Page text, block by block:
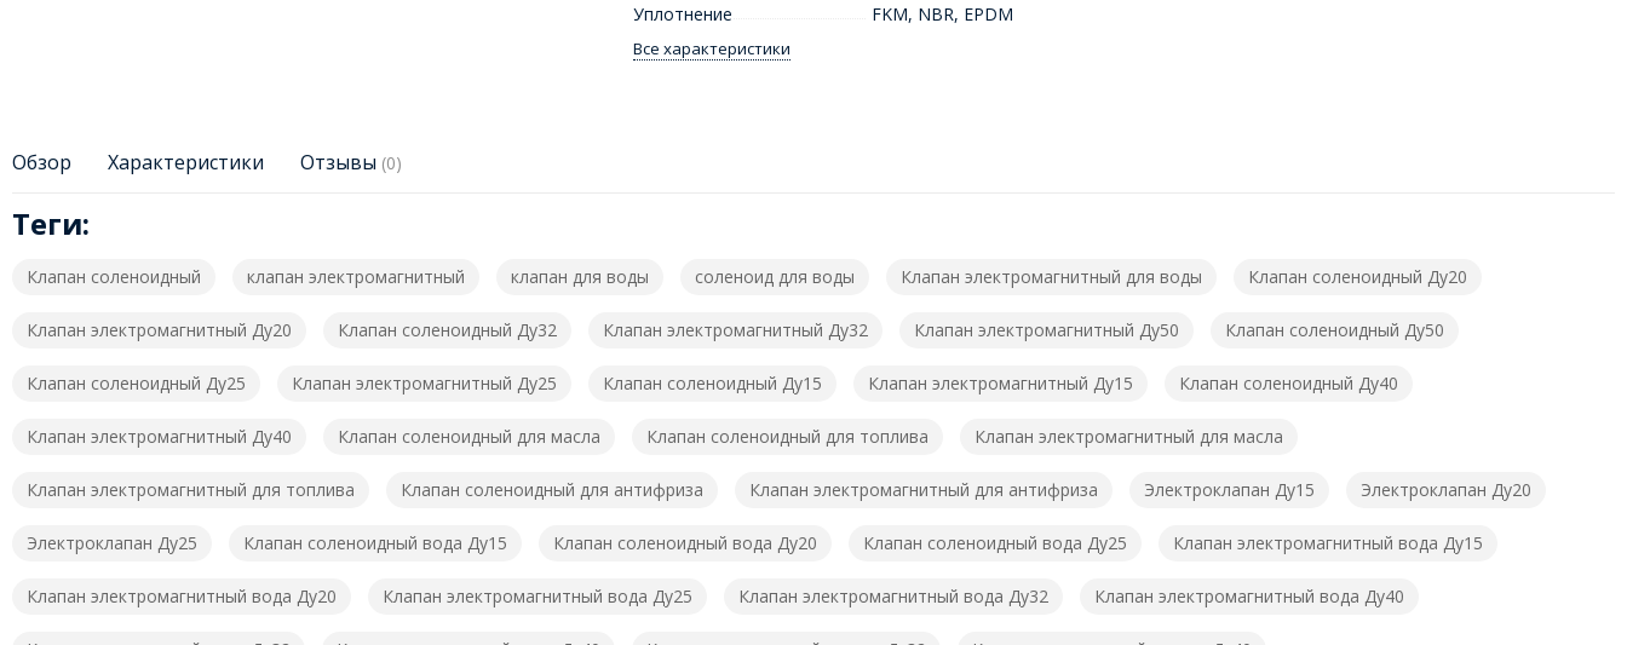
Уплотнение
FKM, NBR, EPDM
Все характеристики
Обзор Характеристики Отзывы (0)
Теги:
Клапан соленоидный клапан электромагнитный клапан для воды соленоид для воды Клапан электромагнитный для воды Клапан соленоидный Ду20
Клапан электромагнитный Ду20 Клапан соленоидный Ду32 Клапан электромагнитный Ду32 Клапан электромагнитный Ду50 Клапан соленоидный Ду50
Клапан соленоидный Ду25 Клапан электромагнитный Ду25 Клапан соленоидный Ду15 Клапан электромагнитный Ду15 Клапан соленоидный Ду40
Клапан электромагнитный Ду40 Клапан соленоидный для масла Клапан соленоидный для топлива Клапан электромагнитный для масла
Клапан электромагнитный для топлива Клапан соленоидный для антифриза Клапан электромагнитный для антифриза Электроклапан Ду15 Электроклапан Ду20
Электроклапан Ду25 Клапан соленоидный вода Ду15 Клапан соленоидный вода Ду20 Клапан соленоидный вода Ду25 Клапан электромагнитный вода Ду15
Клапан электромагнитный вода Ду20 Клапан электромагнитный вода Ду25 Клапан электромагнитный вода Ду32 Клапан электромагнитный вода Ду40